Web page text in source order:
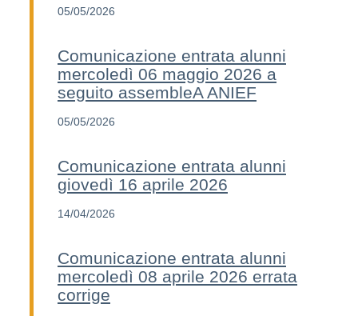
05/05/2026
Comunicazione entrata alunni
mercoledì 06 maggio 2026 a
seguito assembleA ANIEF
05/05/2026
Comunicazione entrata alunni
giovedì 16 aprile 2026
14/04/2026
Comunicazione entrata alunni
mercoledì 08 aprile 2026 errata
corrige